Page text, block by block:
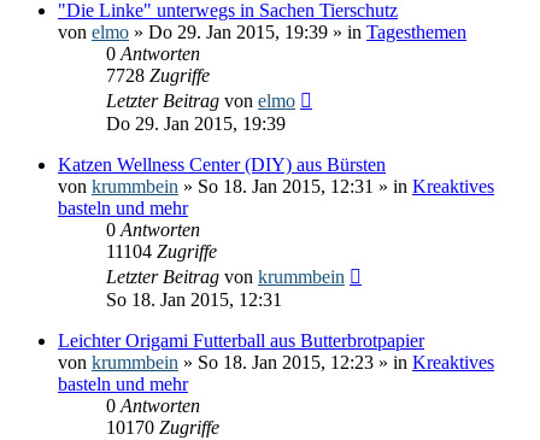
"Die Linke" unterwegs in Sachen Tierschutz
von elmo » Do 29. Jan 2015, 19:39 » in Tagesthemen
0 Antworten
7728 Zugriffe
Letzter Beitrag von elmo
Do 29. Jan 2015, 19:39
Katzen Wellness Center (DIY) aus Bürsten
von krummbein » So 18. Jan 2015, 12:31 » in Kreaktives
basteln und mehr
0 Antworten
11104 Zugriffe
Letzter Beitrag von krummbein
So 18. Jan 2015, 12:31
Leichter Origami Futterball aus Butterbrotpapier
von krummbein » So 18. Jan 2015, 12:23 » in Kreaktives
basteln und mehr
0 Antworten
10170 Zugriffe